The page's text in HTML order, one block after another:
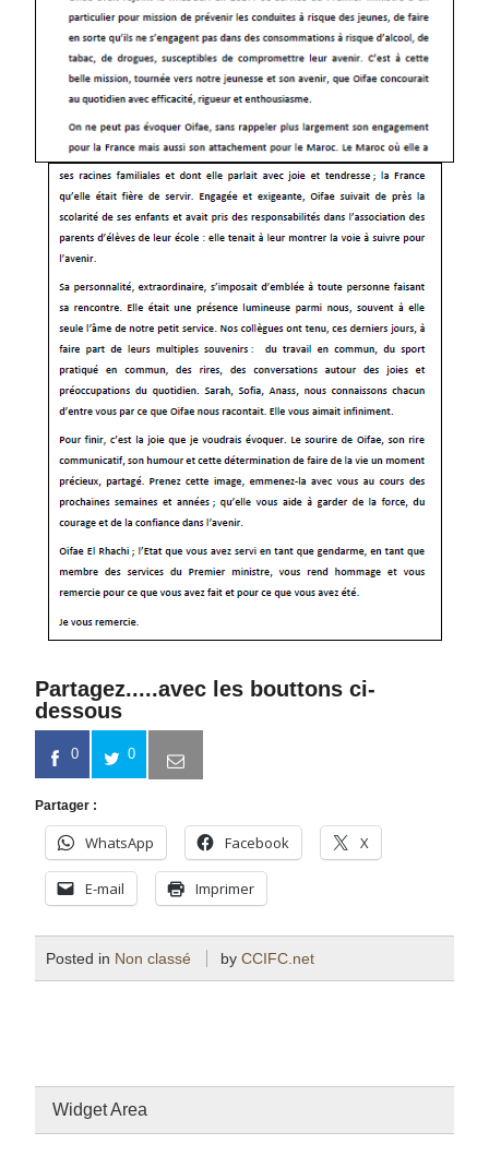
Partagez.....avec les bouttons ci-
dessous
0 0
Partager :
WhatsApp Facebook X
E-mail Imprimer
Posted in Non classé by CCIFC.net
Widget Area